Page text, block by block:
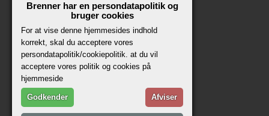
Brenner har en persondatapolitik og
bruger cookies
For at vise denne hjemmesides indhold
korrekt, skal du acceptere vores
persondatapolitik/cookiepolitik. at du vil
acceptere vores politik og cookies på
hjemmeside
Godkender Afviser